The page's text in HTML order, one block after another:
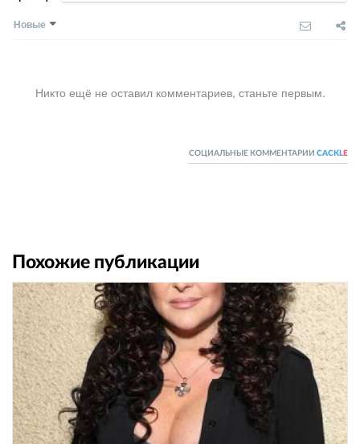
Новые
Никто ещё не оставил комментариев, станьте первым.
СОЦИАЛЬНЫЕ КОММЕНТАРИИ CACKL E
Похожие публикации